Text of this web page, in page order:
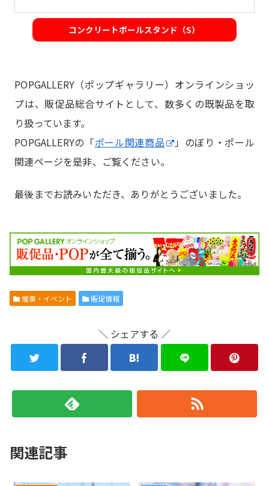
コンクリートポールスタンド（S）
POPGALLERY（ポップギャラリー）オンラインショッ
プは、販促品総合サイトとして、数多くの既製品を取
り扱っています。
POPGALLERYの「ポール関連商品
」のぼり・ポール
関連ページを是非、ご覧ください。
最後までお読みいただき、ありがとうございました。
催事・イベント 販促情報
＼ シェアする ／
関連記事